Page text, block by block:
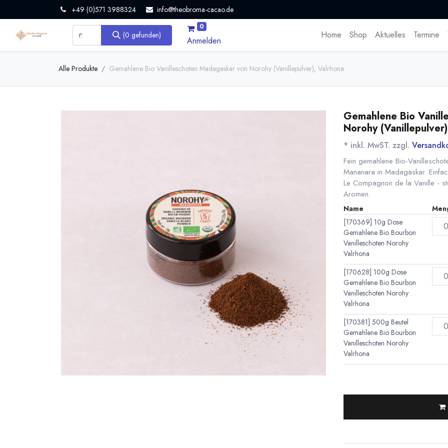
+49 (0)571 3988324 info@theobroma-cacao.de
(0 gefunden)
0
Anmelden
Home Shop Aktuelles Termine
Alle Produkte Gemahlene Bio Vanilleschoten Madagaskar von Norohy (Vanillepulver), Valrhona
Gemahlene Bio
Norohy
* inkl. MwST. zzgl.
Fein gemahlene Bio-
Mananara in Madagaskar.
Le Compagnon de la Vanille -
Aromen.
Name
[170369] 10g Dose
Gemahlene Bio Bourbon
Vanilleschoten Norohy
Valrhona
[170628] 100g Dose
Gemahlene Bio Bourbon
Vanilleschoten Norohy
Valrhona
[170381] 500g Beutel
Gemahlene Bio Bourbon
Vanilleschoten Norohy
Valrhona